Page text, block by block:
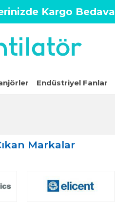
Kargo Bedava
Endüstriyel Fanlar
Markalar